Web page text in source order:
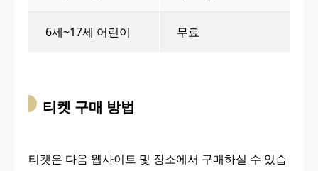
6세~17세 어린이 무료
티켓 구매 방법
티켓은 다음 웹사이트 및 장소에서 구매하실 수 있습